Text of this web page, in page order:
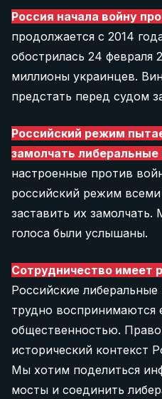
Россия начала войну
продолжается с 2014
обострилась 24 февраля
миллионы украинцев.
предстать перед судом
Российский режим
замолчать либеральные
настроенные против
российский режим
заставить их
голоса были услышаны.
Сотрудничество имеет
Российские
трудно воспринимаются
общественностью.
исторический контекст
Мы хотим поделиться
мосты и соединить